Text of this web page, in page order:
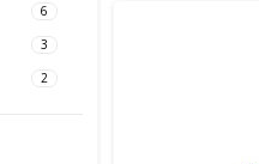
6
3
2